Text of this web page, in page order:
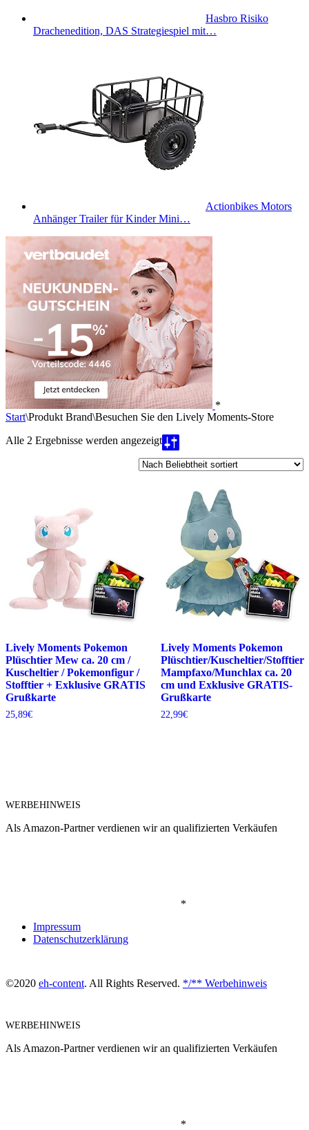
Hasbro Risiko
Drachenedition, DAS Strategiespiel mit…
Actionbikes Motors
Anhänger Trailer für Kinder Mini…
*
Start\Produkt Brand\Besuchen Sie den Lively Moments-Store
Alle 2 Ergebnisse werden angezeigtNach
Beliebtheit
sortiert
Lively Moments Pokemon
Plüschtier Mew ca. 20 cm /
Kuscheltier / Pokemonfigur /
Stofftier + Exklusive GRATIS
Grußkarte
25,89€
Lively Moments Pokemon
Plüschtier/Kuscheltier/Stofftier
Mampfaxo/Munchlax ca. 20
cm und Exklusive GRATIS-
Grußkarte
22,99€
WERBEHINWEIS
Als Amazon-Partner verdienen wir an qualifizierten Verkäufen
*
Impressum
Datenschutzerklärung
©2020 eh-content. All Rights Reserved. */** Werbehinweis
WERBEHINWEIS
Als Amazon-Partner verdienen wir an qualifizierten Verkäufen
*